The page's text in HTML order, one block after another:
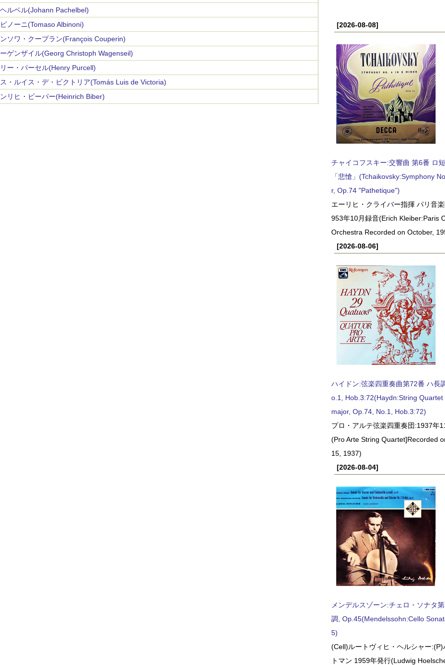
ルベル(Johann Pachelbel)
ノーニ(Tomaso Albinoni)
ソワ・クープラン(François Couperin)
ゲンザイル(Georg Christoph Wagenseil)
ー・パーセル(Henry Purcell)
ス・ルイス・デ・ビクトリア(Tomás Luis de Victoria)
リヒ・ビーバー(Heinrich Biber)
[2026-08-08]
チャイコフスキー:交響曲 第6番 ロ
「悲愴」(Tchaikovsky:Symphony
r, Op.74 "Pathetique")
エーリヒ・クライバー指揮 パリ音
953年10月録音(Erich Kleiber:Paris
Orchestra Recorded on October,
[2026-08-06]
ハイドン:弦楽四重奏曲第72番 ハ長
o.1, Hob.3:72(Haydn:String Quartet
major, Op.74, No.1, Hob.3:72)
プロ・アルテ弦楽四重奏団:1937年
(Pro Arte String Quartet]Recorded
15, 1937)
[2026-08-04]
メンデルスゾーン:チェロ・ソナタ
調, Op.45(Mendelssohn:Cello
5)
(Cell)ルートヴィヒ・ヘルシャー
トマン 1959年発行(Ludwig